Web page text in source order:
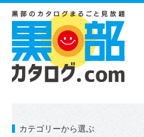
カテゴリーから選ぶ